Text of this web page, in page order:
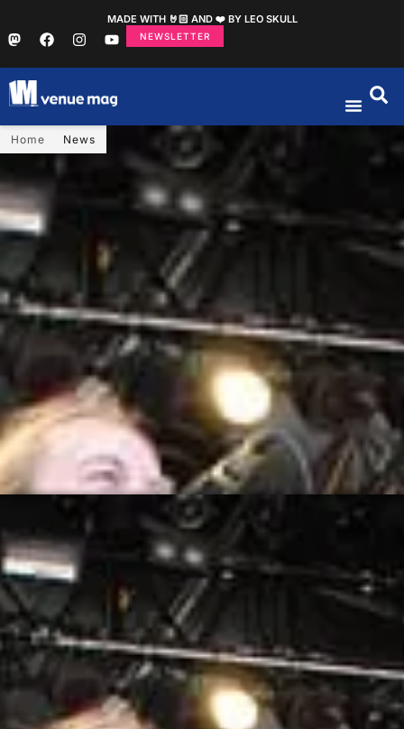
MADE WITH 🤘🏻 AND ❤️ BY LEO SKULL
NEWSLETTER
Home News